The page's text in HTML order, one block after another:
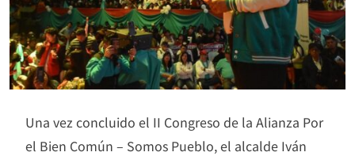
Una vez concluido el II Congreso de la Alianza Por
el Bien Común – Somos Pueblo, el alcalde Iván